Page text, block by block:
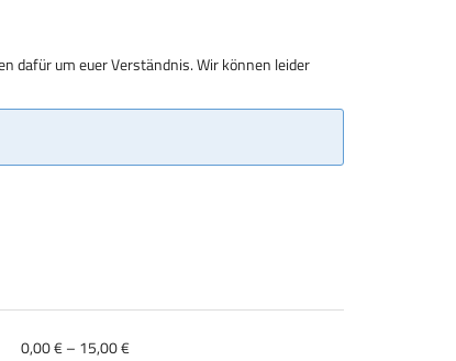
dafür um euer Verständnis. Wir können leider
von
0,00 € – 15,00 €